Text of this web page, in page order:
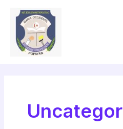
contenido